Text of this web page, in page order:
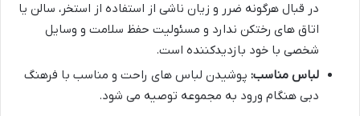
در قبال هرگونه ضرر و زیان ناشی از استفاده از استخر، سالن یا
اتاق های رختکن ندارد و مسئولیت حفظ سلامت و وسایل
شخصی با خود بازدیدکننده است.
لباس مناسب: پوشیدن لباس های راحت و مناسب با فرهنگ
دبی هنگام ورود به مجموعه توصیه می شود.